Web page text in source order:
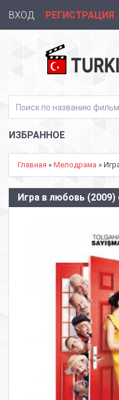
ВХОД РЕГИСТРАЦИЯ
ИЗБРАННОЕ
Главная » Мелодрама »
Игра в любовь